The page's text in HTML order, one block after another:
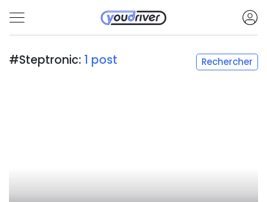
#Steptronic: 1 post Rechercher